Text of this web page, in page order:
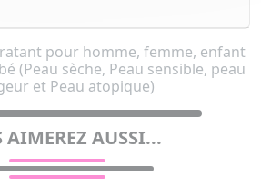
pour homme, femme, enfant
(Peau sèche, Peau sensible, peau
et Peau atopique)
AIMEREZ AUSSI...